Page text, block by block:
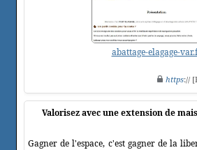
abattage-elagage-
https://
Valorisez avec une extension de
Gagner de l'espace, c'est gagner de la